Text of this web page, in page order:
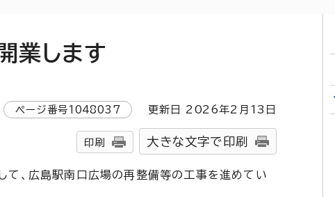
業します
ページ番号1048037 更新日 2026年2月 13 日
印刷 大きな文字で印刷
て、広島駅南口広場の再整備等の工事を進めてい